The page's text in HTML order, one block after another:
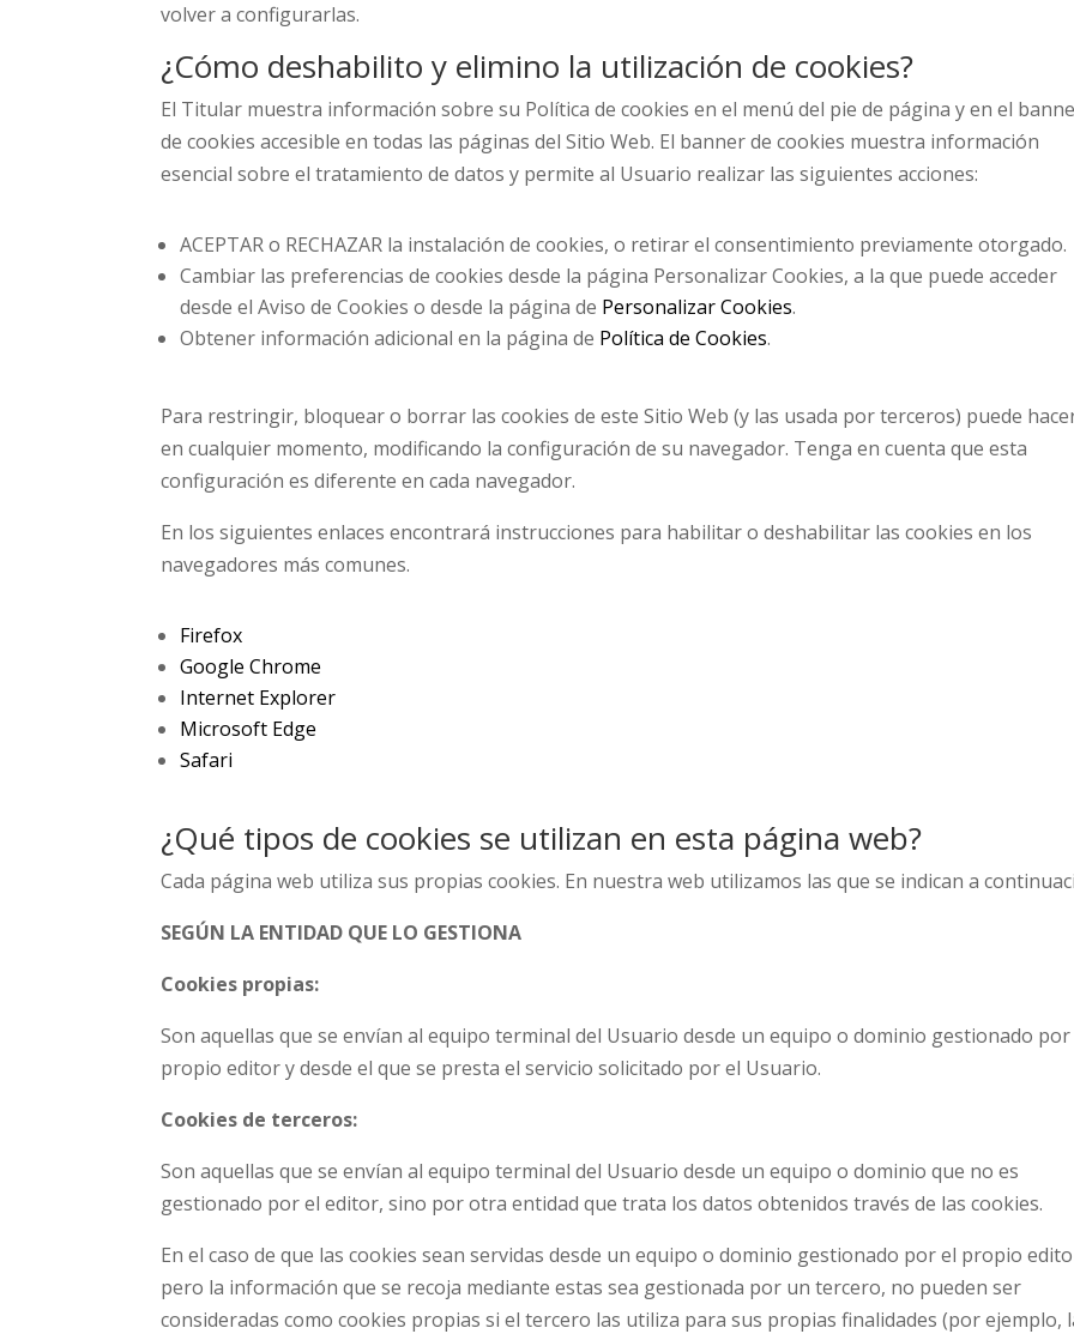
volver a configurarlas.
¿Cómo deshabilito y elimino la utilización de cookies?
El Titular muestra información sobre su Política de cookies en el menú del pie de página y en el
de cookies accesible en todas las páginas del Sitio Web. El banner de cookies muestra información
esencial sobre el tratamiento de datos y permite al Usuario realizar las siguientes acciones:
ACEPTAR o RECHAZAR la instalación de cookies, o retirar el consentimiento previamente otorgado.
Cambiar las preferencias de cookies desde la página Personalizar Cookies, a la que puede acceder
desde el Aviso de Cookies o desde la página de Personalizar Cookies.
Obtener información adicional en la página de Política de Cookies.
Para restringir, bloquear o borrar las cookies de este Sitio Web (y las usada por terceros) puede
en cualquier momento, modificando la configuración de su navegador. Tenga en cuenta que esta
configuración es diferente en cada navegador.
En los siguientes enlaces encontrará instrucciones para habilitar o deshabilitar las cookies en los
navegadores más comunes.
Firefox
Google Chrome
Internet Explorer
Microsoft Edge
Safari
¿Qué tipos de cookies se utilizan en esta página web?
Cada página web utiliza sus propias cookies. En nuestra web utilizamos las que se indican a
SEGÚN LA ENTIDAD QUE LO GESTIONA
Cookies propias:
Son aquellas que se envían al equipo terminal del Usuario desde un equipo o dominio gestionado
propio editor y desde el que se presta el servicio solicitado por el Usuario.
Cookies de terceros:
Son aquellas que se envían al equipo terminal del Usuario desde un equipo o dominio que no es
gestionado por el editor, sino por otra entidad que trata los datos obtenidos través de las cookies.
En el caso de que las cookies sean servidas desde un equipo o dominio gestionado por el propio
pero la información que se recoja mediante estas sea gestionada por un tercero, no pueden ser
consideradas como cookies propias si el tercero las utiliza para sus propias finalidades (por ejemplo,